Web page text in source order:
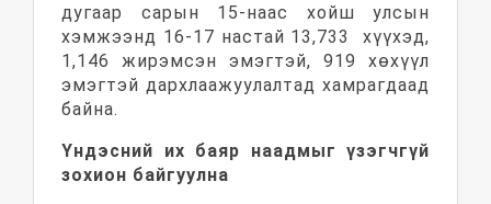
дугаар сарын 15-наас хойш улсын
хэмжээнд 16-17 настай 13,733 хүүхэд,
1,146 жирэмсэн эмэгтэй, 919 хөхүүл
эмэгтэй дархлаажуулалтад хамрагдаад
байна.
Үндэсний их баяр наадмыг үзэгчгүй
зохион байгуулна